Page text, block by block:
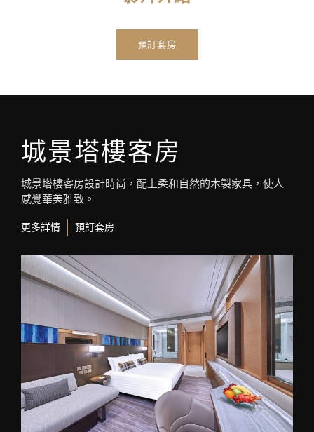
預訂套房
城景塔樓客房
城景塔樓客房設計時尚，配上柔和自然的木製家具，使人
感覺華美雅致。
更多詳情 預訂套房